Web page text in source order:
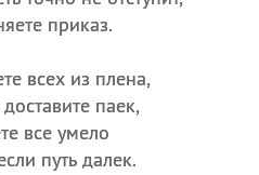
приказ.
всех из плена,
паек,
все умело
путь далек.